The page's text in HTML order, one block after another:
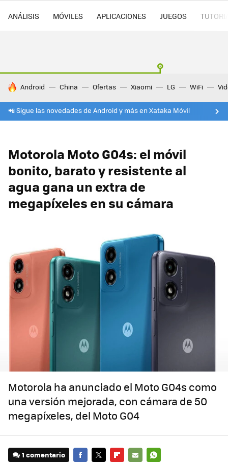
ANÁLISIS MÓVILES APLICACIONES JUEGOS
HOY SE HABLA DE
Android China Ofertas Xiaomi LG WiFi
📲 Sigue las novedades de Android y más en Xataka Móvil
Motorola Moto G04s: el móvil
bonito, barato y resistente al
agua gana un extra de
megapíxeles en su cámara
Motorola ha anunciado el Moto G04s como
una versión mejorada, con cámara de 50
megapíxeles, del Moto G04
1 comentario